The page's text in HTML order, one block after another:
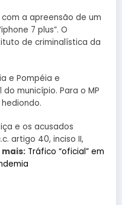
a apreensão de um
7 plus”. O
de criminalística da
e Pompéia e
município. Para o MP
e os acusados
artigo 40, inciso II,
mais: Tráfico “oficial” em